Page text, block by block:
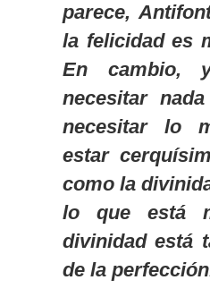
parece,
la felicidad es
En cambio,
necesitar
necesitar lo
estar
como la
lo que está
divinidad está
de la